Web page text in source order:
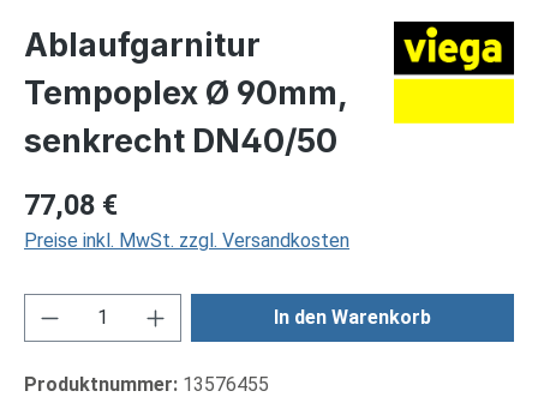
Ablaufgarnitur
Tempoplex Ø 90mm,
senkrecht DN40/50
Regulärer Preis:
77,08 €
Preise inkl. MwSt. zzgl. Versandkosten
Produkt Anzahl: Gib den gewünschten
In den Warenkorb
Produktnummer: 13576455